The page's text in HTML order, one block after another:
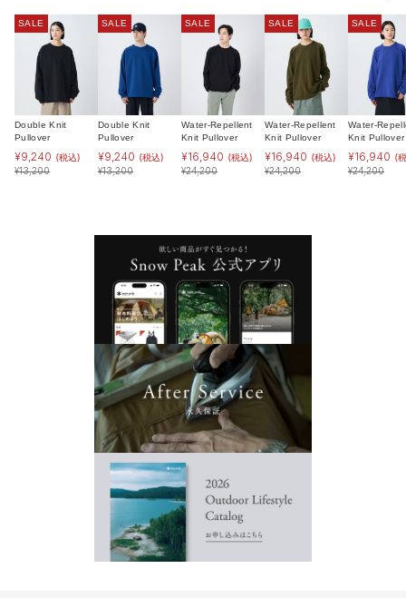
SALE
Double Knit
Pullover
¥9,240 (税込)
¥13,200
SALE
Double Knit
Pullover
¥9,240 (税込)
¥13,200
SALE
Water-Repellent
Knit Pullover
¥16,940 (税込)
¥24,200
SALE
Water-Repellent
Knit Pullover
¥16,940 (税込)
¥24,200
SALE
Water-
Knit Pullover
¥16,940 (
¥24,200